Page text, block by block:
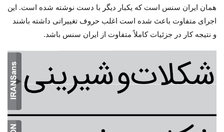
همان ایران سنس است که یکبار دیگر با دست نوشته شده است. این
اجرای متفاوت باعث شده است اغلب حروف تغییراتی داشته باشند
و نتیجه کار در جزئیات کاملاً متفاوت از ایران سنس باشد.